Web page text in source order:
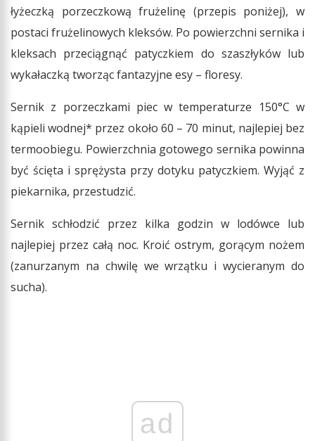
łyżeczką porzeczkową frużelinę (przepis poniżej), w
postaci frużelinowych kleksów. Po powierzchni sernika i
kleksach przeciągnąć patyczkiem do szaszłyków lub
wykałaczką tworząc fantazyjne esy – floresy.
Sernik z porzeczkami piec w temperaturze 150°C w
kąpieli wodnej* przez około 60 – 70 minut, najlepiej bez
termoobiegu. Powierzchnia gotowego sernika powinna
być ścięta i sprężysta przy dotyku patyczkiem. Wyjąć z
piekarnika, przestudzić.
Sernik schłodzić przez kilka godzin w lodówce lub
najlepiej przez całą noc. Kroić ostrym, gorącym nożem
(zanurzanym na chwilę we wrzątku i wycieranym do
sucha).
ad